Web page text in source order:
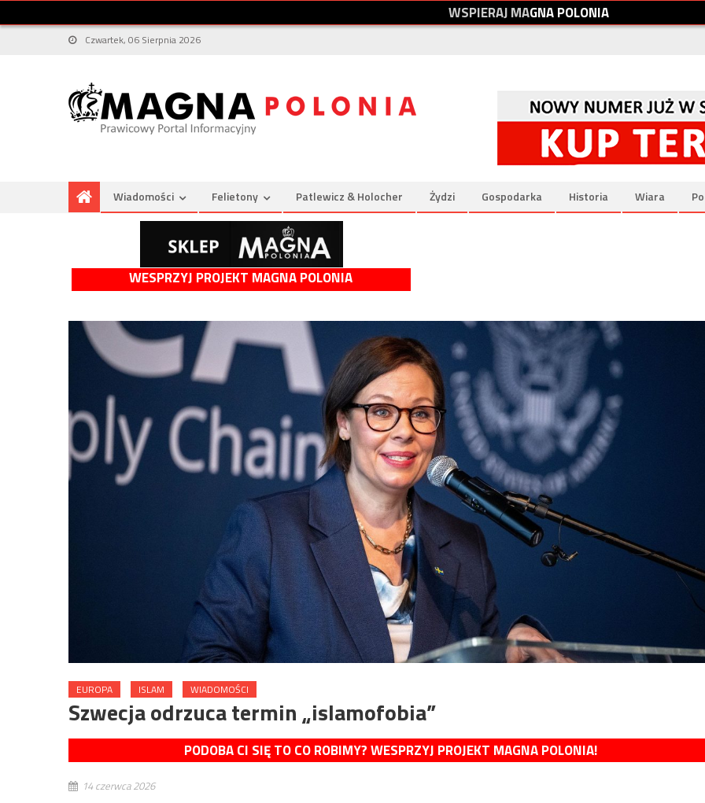
WSPIERAJMAGNAPOLONIA
Czwartek, 06 Sierpnia 2026
Wiadomości Felietony Patlewicz & Holocher Żydzi Gospodarka Historia Wiara
WESPRZYJ PROJEKT MAGNA POLONIA
EUROPA ISLAM WIADOMOŚCI
Szwecja odrzuca termin „islamofobia”
PODOBA CI SIĘ TO CO ROBIMY? WESPRZYJ PROJEKT MAGNA POLONIA!
14 czerwca 2026